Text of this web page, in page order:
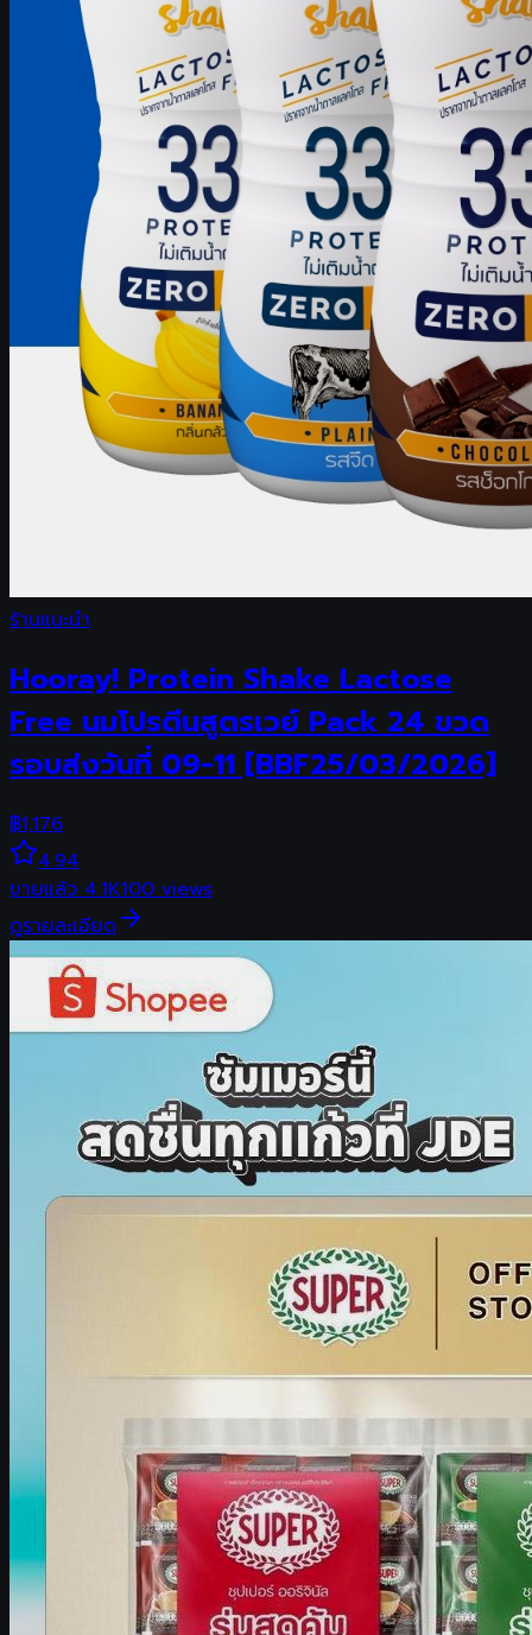
ร้านแนะนำ
Hooray! Protein Shake Lactose
Free นมโปรตีนสูตรเวย์ Pack 24 ขวด
รอบส่งวันที่ 09-11 [BBF25/03/2026]
฿1,176
4.94
ขายแล้ว4.1K100views
ดูรายละเอียด